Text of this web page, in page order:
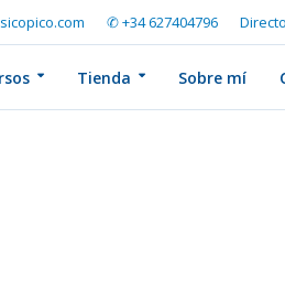
✆ +34 627404796
Tienda Sobre mí